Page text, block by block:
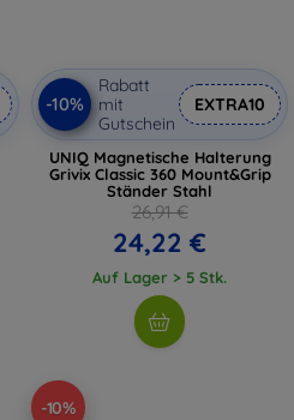
-10%
Rabatt
mit
Gutschein
EXTRA10
UNIQ Magnetische Halterung
Grivix Classic 360 Mount&Grip
Ständer Stahl
26,91 €
24,22 €
Auf Lager > 5 Stk.
-10%